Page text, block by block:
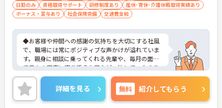
日勤のみ
資格取得サポート 研修制度あり
産休･育休･介護休暇取得実績あり
ボーナス・賞与あり
社会保険完備 交通費支給
◆お客様や仲間への感謝の気持ちを大切にする社風
で、職場には常にポジティブな声かけが溢れていま
す。親身に相談に乗ってくれる先輩や、毎月の面談
で日々の不安に寄り添う上司など、決して一人きり
にさせないフォロー体制が万全。心理的安全性が高
く、中途入社でも自然と馴染める職場です。
◆無資格からでもプロフェッショナルを目指せる
「資格取得支援制度」を完備しています。初任者研
詳細を見る 無料 紹介してもらう